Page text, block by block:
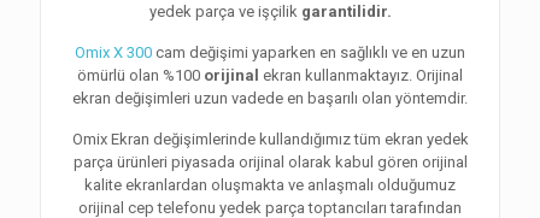
yedek parça ve işçilik garantilidir.
Omix X 300 cam değişimi yaparken en sağlıklı ve en uzun
ömürlü olan %100 orijinal ekran kullanmaktayız. Orijinal
ekran değişimleri uzun vadede en başarılı olan yöntemdir.
Omix Ekran değişimlerinde kullandığımız tüm ekran yedek
parça ürünleri piyasada orijinal olarak kabul gören orijinal
kalite ekranlardan oluşmakta ve anlaşmalı olduğumuz
orijinal cep telefonu yedek parça toptancıları tarafından